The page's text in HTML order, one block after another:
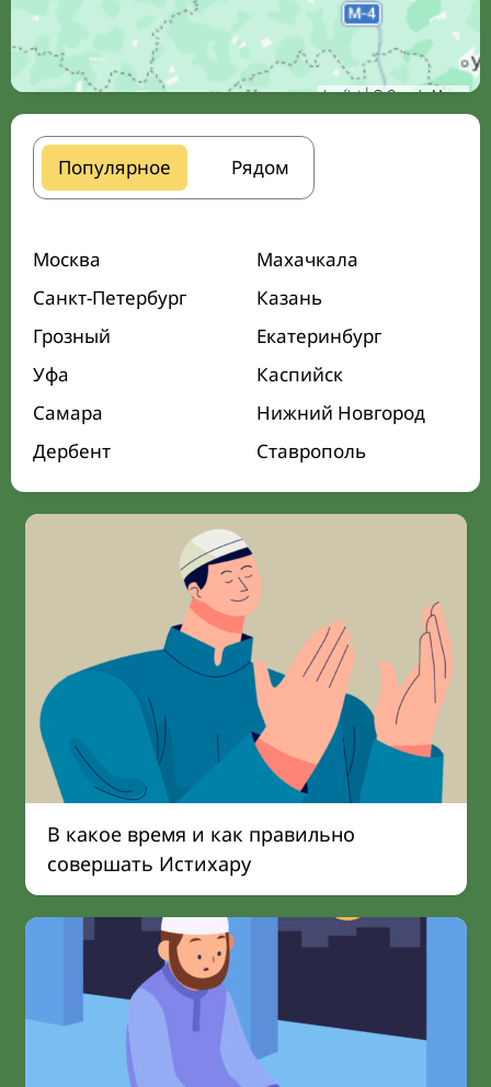
Leaflet| © Google Maps
Популярное Рядом
Москва
Махачкала
Санкт-Петербург
Казань
Грозный
Екатеринбург
Уфа
Каспийск
Самара
Нижний Новгород
Дербент
Ставрополь
В какое время и как правильно
совершать Истихару